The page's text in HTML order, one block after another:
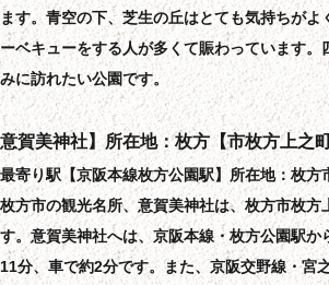
ます。青空の下、芝生の丘はとても気持ちが
ーベキューをする人が多くて賑わっています。
みに訪れたい公園です。
意賀美神社】所在地：枚方【市枚方上之
最寄り駅【京阪本線枚方公園駅】所在地：枚方
枚方市の観光名所、意賀美神社は、枚方市枚方
す。意賀美神社へは、京阪本線・枚方公園駅か
11分、車で約2分です。また、京阪交野線・宮